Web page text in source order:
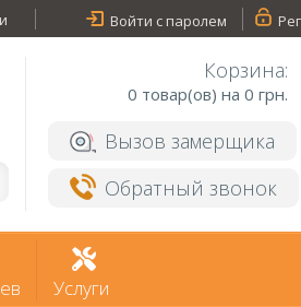
Войти с паролем
Корзина:
0 товар(ов) на 0 грн.
Вызов замерщика
Обратный звонок
Услуги